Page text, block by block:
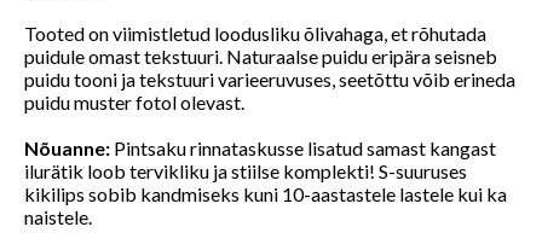
Tooted on viimistletud loodusliku õlivahaga, et rõhutada
puidule omast tekstuuri. Naturaalse puidu eripära seisneb
puidu tooni ja tekstuuri varieeruvuses, seetõttu võib erineda
puidu muster fotol olevast.
Nõuanne: Pintsaku rinnataskusse lisatud samast kangast
ilurätik loob tervikliku ja stiilse komplekti! S-suuruses
kikilips sobib kandmiseks kuni 10-aastastele lastele kui ka
naistele.